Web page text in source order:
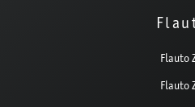
Flauto
Flauto